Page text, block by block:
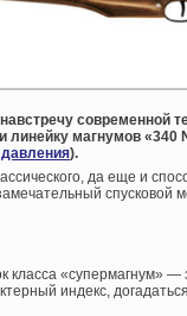
современной
магнумов «340
).
да еще и
класса «супермагнум»
индекс,